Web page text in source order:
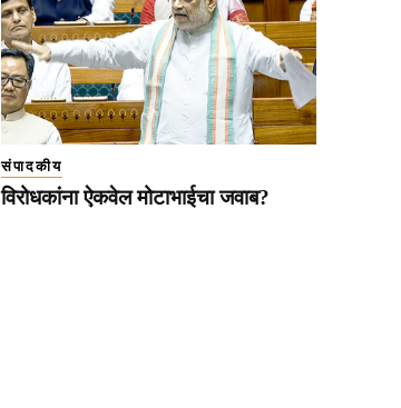
संपादकीय
विरोधकांना ऐकवेल मोटाभाईचा जवाब?